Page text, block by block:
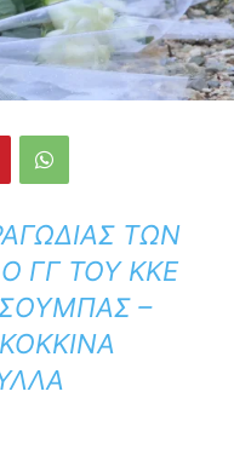
ΤΩΝ
ΓΓ ΤΟΥ ΚΚΕ
–